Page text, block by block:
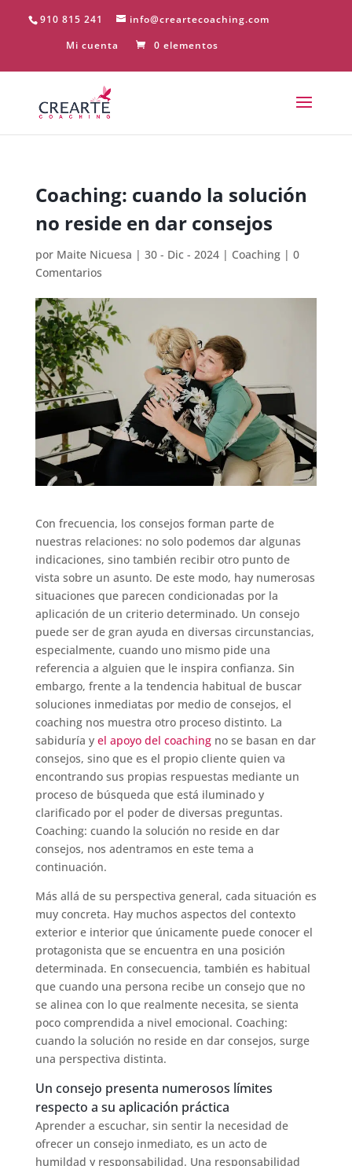
910 815 241
info@creartecoaching.com
Mi cuenta
0 elementos
Coaching: cuando la solución
no reside en dar consejos
por Maite Nicuesa | 30 - Dic - 2024| Coaching| 0
Comentarios
Con frecuencia, los consejos forman parte de
nuestras relaciones: no solo podemos dar algunas
indicaciones, sino también recibir otro punto de
vista sobre un asunto. De este modo, hay numerosas
situaciones que parecen condicionadas por la
aplicación de un criterio determinado. Un consejo
puede ser de gran ayuda en diversas circunstancias,
especialmente, cuando uno mismo pide una
referencia a alguien que le inspira confianza. Sin
embargo, frente a la tendencia habitual de buscar
soluciones inmediatas por medio de consejos, el
coaching nos muestra otro proceso distinto. La
sabiduría y el apoyo del coachingno se basan en dar
consejos, sino que es el propio cliente quien va
encontrando sus propias respuestas mediante un
proceso de búsqueda que está iluminado y
clarificado por el poder de diversas preguntas.
Coaching: cuando la solución no reside en dar
consejos, nos adentramos en este tema a
continuación.
Más allá de su perspectiva general, cada situación es
muy concreta. Hay muchos aspectos del contexto
exterior e interior que únicamente puede conocer el
protagonista que se encuentra en una posición
determinada. En consecuencia, también es habitual
que cuando una persona recibe un consejo que no
se alinea con lo que realmente necesita, se sienta
poco comprendida a nivel emocional. Coaching:
cuando la solución no reside en dar consejos, surge
una perspectiva distinta.
Un consejo presenta numerosos límites
respecto a su aplicación práctica
Aprender a escuchar, sin sentir la necesidad de
ofrecer un consejo inmediato, es un acto de
humildad y responsabilidad. Una responsabilidad